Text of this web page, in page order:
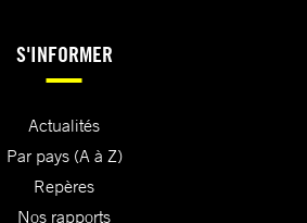
S'INFORMER
Actualités
Par pays (A à Z)
Repères
Nos rapports